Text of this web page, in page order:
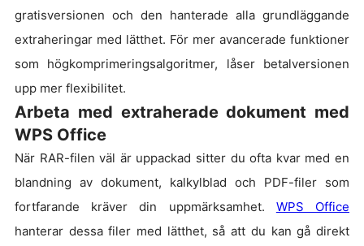
gratisversionen och den hanterade alla grundläggande
extraheringar med lätthet. För mer avancerade funktioner
som högkomprimeringsalgoritmer, låser betalversionen
upp mer flexibilitet.
Arbeta med extraherade dokument med
WPS Office
När RAR-filen väl är uppackad sitter du ofta kvar med en
blandning av dokument, kalkylblad och PDF-filer som
fortfarande kräver din uppmärksamhet. WPS Office
hanterar dessa filer med lätthet, så att du kan gå direkt